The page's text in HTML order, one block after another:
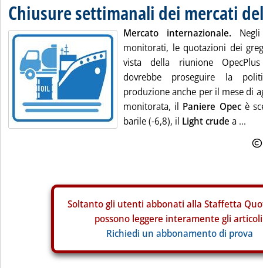
Chiusure settimanali dei mercati
Mercato internazionale.
monitorati, le quotazioni dei
vista della riunione
dovrebbe proseguire la
produzione anche per il mese di
monitorata, il Paniere Opecè
barile (-6,8), il Light crude a ...
Soltanto gli utenti abbonati alla Staffetta
possono leggere interamente gli
Richiedi un abbonamento di prova